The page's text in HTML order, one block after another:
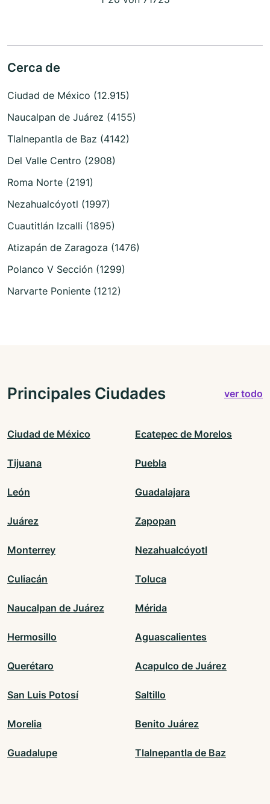
Cerca de
Ciudad de México (12.915)
Naucalpan de Juárez (4155)
Tlalnepantla de Baz (4142)
Del Valle Centro (2908)
Roma Norte (2191)
Nezahualcóyotl (1997)
Cuautitlán Izcalli (1895)
Atizapán de Zaragoza (1476)
Polanco V Sección (1299)
Narvarte Poniente (1212)
Principales Ciudades ver todo
Ciudad de México Ecatepec de Morelos
Tijuana Puebla
León Guadalajara
Juárez Zapopan
Monterrey Nezahualcóyotl
Culiacán Toluca
Naucalpan de Juárez Mérida
Hermosillo Aguascalientes
Querétaro Acapulco de Juárez
San Luis Potosí Saltillo
Morelia Benito Juárez
Guadalupe Tlalnepantla de Baz